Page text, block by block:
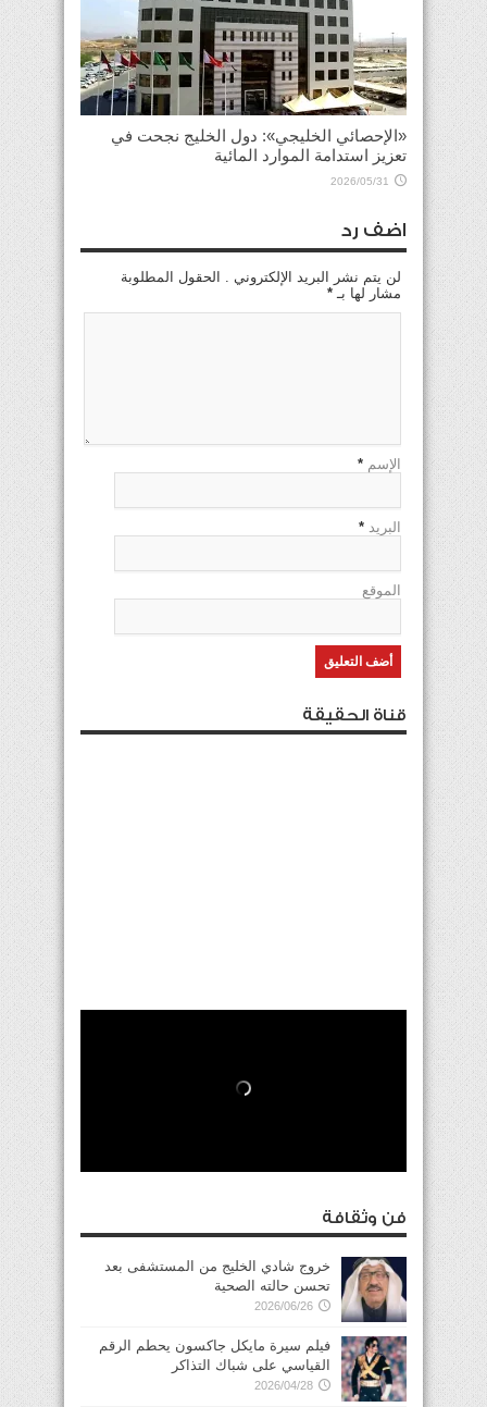
«الإحصائي الخليجي»: دول الخليج نجحت في
تعزيز استدامة الموارد المائية
2026/05/31
اضف رد
لن يتم نشر البريد الإلكتروني . الحقول المطلوبة
مشار لها بـ *
الإسم *
البريد *
الموقع
قناة الحقيقة
فن وثقافة
خروج شادي الخليج من المستشفى بعد
تحسن حالته الصحية
2026/06/26
فيلم سيرة مايكل جاكسون يحطم الرقم
القياسي على شباك التذاكر
2026/04/28